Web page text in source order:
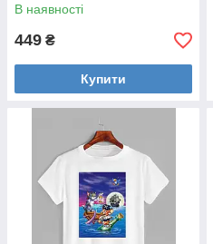
В наявності
449 ₴
Купити